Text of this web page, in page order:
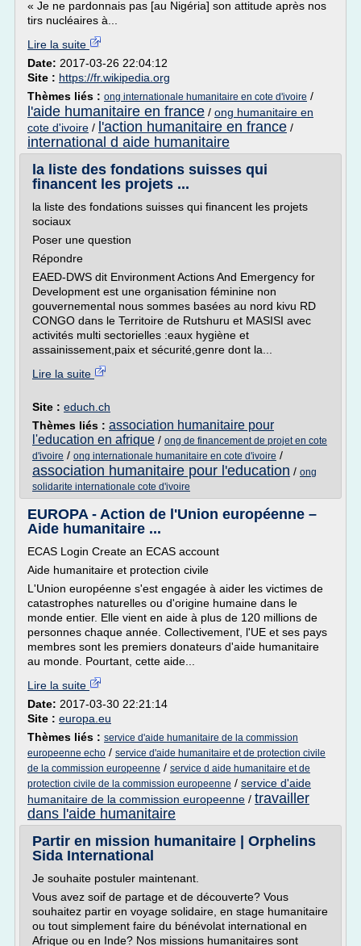
« Je ne pardonnais pas [au Nigéria] son attitude après nos
tirs nucléaires à...
Lire la suite
Date: 2017-03-26 22:04:12
Site : https://fr.wikipedia.org
Thèmes liés : ong internationale humanitaire en cote d'ivoire /
l'aide humanitaire en france / ong humanitaire en
cote d'ivoire / l'action humanitaire en france /
international d aide humanitaire
la liste des fondations suisses qui
financent les projets ...
la liste des fondations suisses qui financent les projets
sociaux
Poser une question
Répondre
EAED-DWS dit Environment Actions And Emergency for
Development est une organisation féminine non
gouvernemental nous sommes basées au nord kivu RD
CONGO dans le Territoire de Rutshuru et MASISI avec
activités multi sectorielles :eaux hygiène et
assainissement,paix et sécurité,genre dont la...
Lire la suite
Site : educh.ch
Thèmes liés : association humanitaire pour
l'education en afrique / ong de financement de projet en cote
d'ivoire / ong internationale humanitaire en cote d'ivoire /
association humanitaire pour l'education / ong
solidarite internationale cote d'ivoire
EUROPA - Action de l'Union européenne –
Aide humanitaire ...
ECAS Login Create an ECAS account
Aide humanitaire et protection civile
L'Union européenne s'est engagée à aider les victimes de
catastrophes naturelles ou d'origine humaine dans le
monde entier. Elle vient en aide à plus de 120 millions de
personnes chaque année. Collectivement, l'UE et ses pays
membres sont les premiers donateurs d'aide humanitaire
au monde. Pourtant, cette aide...
Lire la suite
Date: 2017-03-30 22:21:14
Site : europa.eu
Thèmes liés : service d'aide humanitaire de la commission
europeenne echo / service d'aide humanitaire et de protection civile
de la commission europeenne / service d aide humanitaire et de
protection civile de la commission europeenne / service d'aide
humanitaire de la commission europeenne / travailler
dans l'aide humanitaire
Partir en mission humanitaire | Orphelins
Sida International
Je souhaite postuler maintenant.
Vous avez soif de partage et de découverte? Vous
souhaitez partir en voyage solidaire, en stage humanitaire
ou tout simplement faire du bénévolat international en
Afrique ou en Inde? Nos missions humanitaires sont